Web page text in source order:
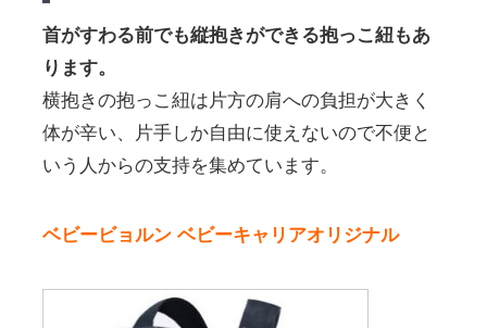
首がすわる前でも縦抱きができる抱っこ紐もあ
ります。
横抱きの抱っこ紐は片方の肩への負担が大きく
体が辛い、片手しか自由に使えないので不便と
いう人からの支持を集めています。
ベビービョルン ベビーキャリアオリジナル